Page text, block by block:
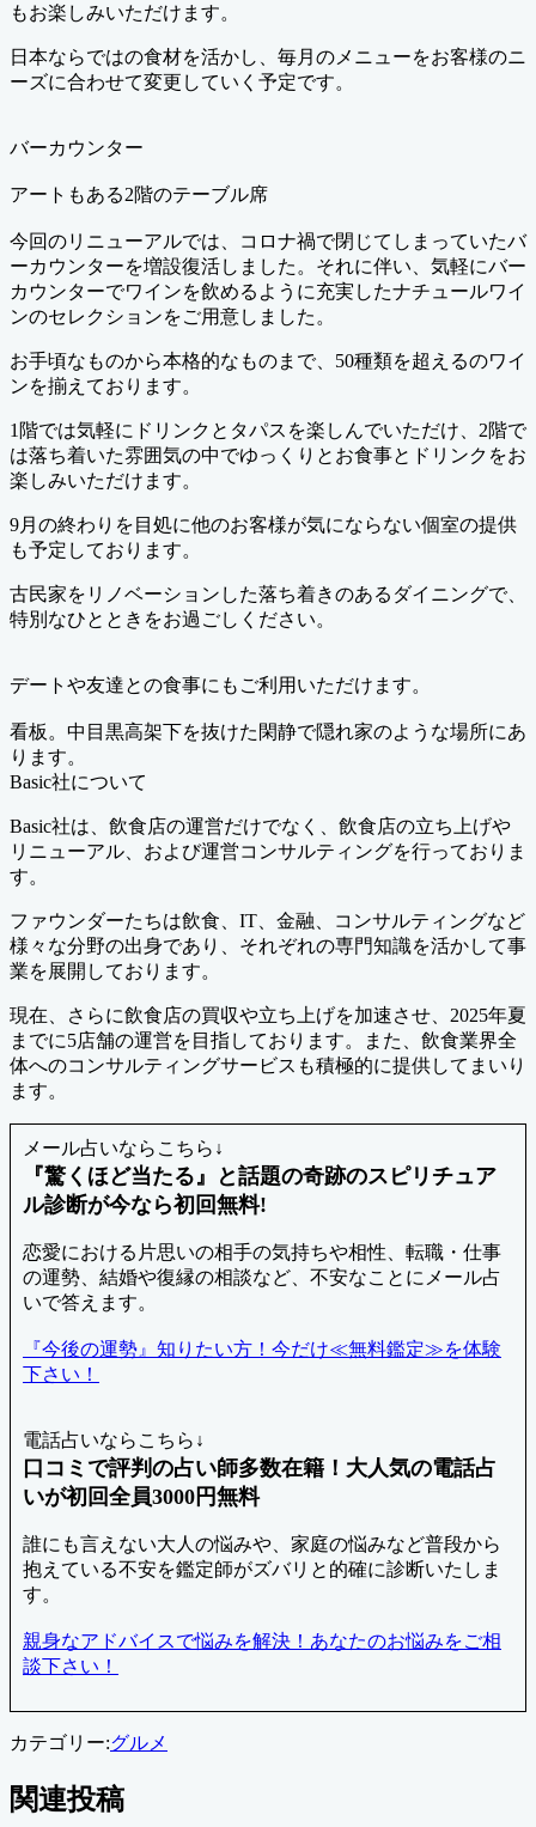
もお楽しみいただけます。
日本ならではの食材を活かし、毎月のメニューをお客様のニ
ーズに合わせて変更していく予定です。
バーカウンター
アートもある2階のテーブル席
今回のリニューアルでは、コロナ禍で閉じてしまっていたバ
ーカウンターを増設復活しました。それに伴い、気軽にバー
カウンターでワインを飲めるように充実したナチュールワイ
ンのセレクションをご用意しました。
お手頃なものから本格的なものまで、50種類を超えるのワイ
ンを揃えております。
1階では気軽にドリンクとタパスを楽しんでいただけ、2階で
は落ち着いた雰囲気の中でゆっくりとお食事とドリンクをお
楽しみいただけます。
9月の終わりを目処に他のお客様が気にならない個室の提供
も予定しております。
古民家をリノベーションした落ち着きのあるダイニングで、
特別なひとときをお過ごしください。
デートや友達との食事にもご利用いただけます。
看板。中目黒高架下を抜けた閑静で隠れ家のような場所にあ
ります。
Basic社について
Basic社は、飲食店の運営だけでなく、飲食店の立ち上げや
リニューアル、および運営コンサルティングを行っておりま
す。
ファウンダーたちは飲食、IT、金融、コンサルティングなど
様々な分野の出身であり、それぞれの専門知識を活かして事
業を展開しております。
現在、さらに飲食店の買収や立ち上げを加速させ、2025年夏
までに5店舗の運営を目指しております。また、飲食業界全
体へのコンサルティングサービスも積極的に提供してまいり
ます。
メール占いならこちら↓
『驚くほど当たる』と話題の奇跡のスピリチュア
ル診断が今なら初回無料!
恋愛における片思いの相手の気持ちや相性、転職・仕事
の運勢、結婚や復縁の相談など、不安なことにメール占
いで答えます。
『今後の運勢』知りたい方！今だけ≪無料鑑定≫を体験
下さい！
電話占いならこちら↓
口コミで評判の占い師多数在籍！大人気の電話占
いが初回全員3000円無料
誰にも言えない大人の悩みや、家庭の悩みなど普段から
抱えている不安を鑑定師がズバリと的確に診断いたしま
す。
親身なアドバイスで悩みを解決！あなたのお悩みをご相
談下さい！
カテゴリー:グルメ
関連投稿